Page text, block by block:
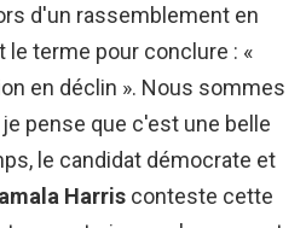
d'un rassemblement en
le terme pour conclure : «
en déclin ». Nous sommes
pense que c'est une belle
le candidat démocrate et
Harris conteste cette